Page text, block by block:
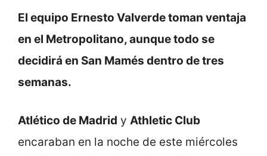
El equipo Ernesto Valverde toman ventaja
en el Metropolitano, aunque todo se
decidirá en San Mamés dentro de tres
semanas.
Atlético de Madrid y Athletic Club
encaraban en la noche de este miércoles